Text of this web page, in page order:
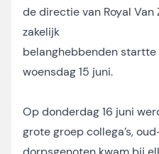
de directie van Royal Van
zakelijk
belanghebbenden
woensdag 15 juni.
Op donderdag 16 juni
grote groep collega’s,